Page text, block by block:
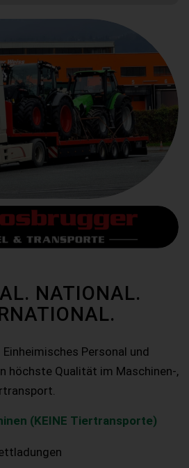
NATIONAL.
Einheimisches Personal und
höchste Qualität im Maschinen-,
(KEINE Tiertransporte)